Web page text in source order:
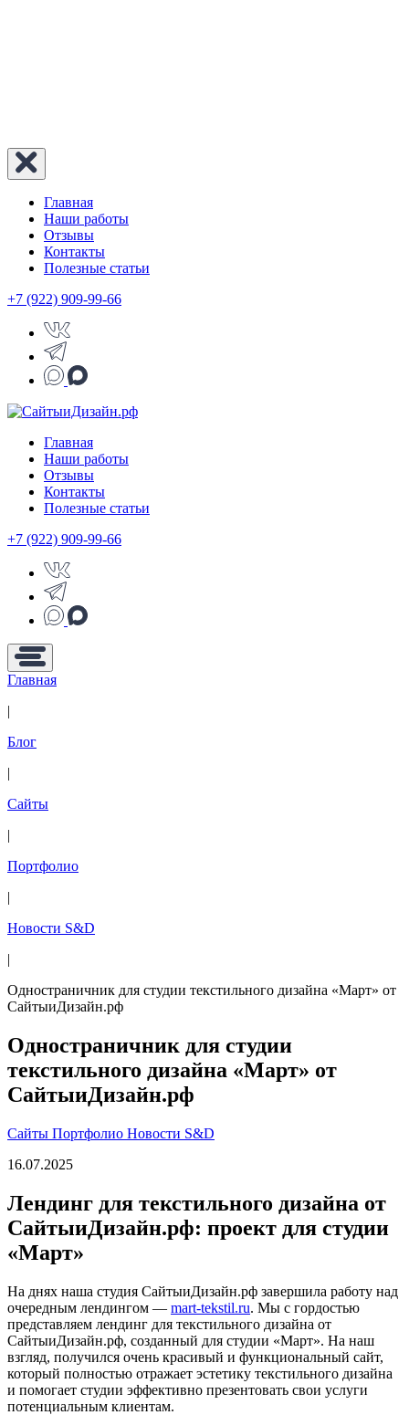
Главная
Наши работы
Отзывы
Контакты
Полезные статьи
+7 (922) 909-99-66
Главная
Наши работы
Отзывы
Контакты
Полезные статьи
+7 (922) 909-99-66
Главная
|
Блог
|
Сайты
|
Портфолио
|
Новости S&D
|
Одностраничник для студии текстильного дизайна «Март» от
СайтыиДизайн.рф
Одностраничник для студии
текстильного дизайна «Март» от
СайтыиДизайн.рф
Сайты Портфолио Новости S&D
16.07.2025
Лендинг для текстильного дизайна от
СайтыиДизайн.рф: проект для студии
«Март»
На днях наша студия СайтыиДизайн.рф завершила работу над
очередным лендингом — mart-tekstil.ru. Мы с гордостью
представляем лендинг для текстильного дизайна от
СайтыиДизайн.рф, созданный для студии «Март». На наш
взгляд, получился очень красивый и функциональный сайт,
который полностью отражает эстетику текстильного дизайна
и помогает студии эффективно презентовать свои услуги
потенциальным клиентам.